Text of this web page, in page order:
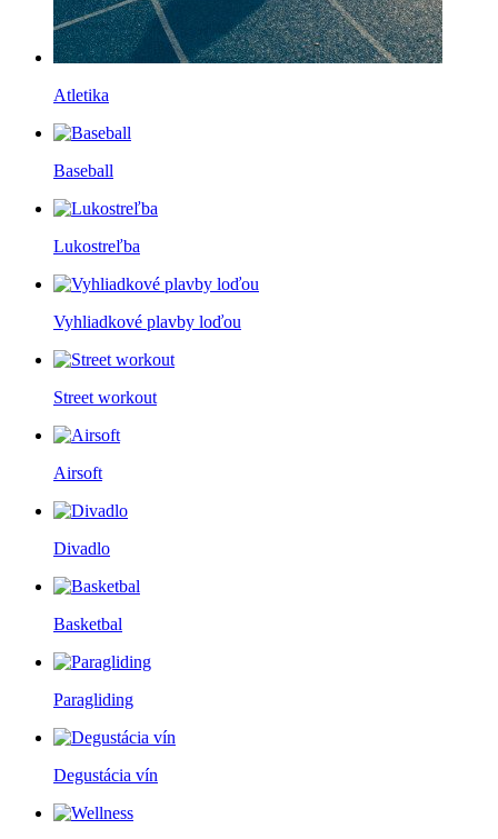
Atletika
Baseball
Lukostreľba
Vyhliadkové plavby loďou
Street workout
Airsoft
Divadlo
Basketbal
Paragliding
Degustácia vín